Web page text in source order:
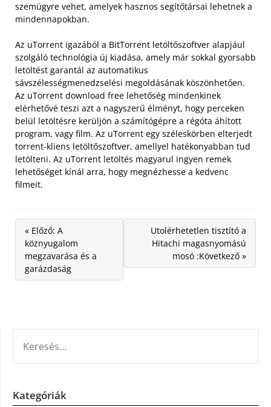
szemügyre vehet, amelyek hasznos segítőtársai lehetnek a
mindennapokban.
Az uTorrent igazából a BitTorrent letöltőszoftver alapjául
szolgáló technológia új kiadása, amely már sokkal gyorsabb
letöltést garantál az automatikus
sávszélességmenedzselési megoldásának köszönhetően.
Az uTorrent download free lehetőség mindenkinek
elérhetővé teszi azt a nagyszerű élményt, hogy perceken
belül letöltésre kerüljön a számítógépre a régóta áhított
program, vagy film. Az uTorrent egy széleskörben elterjedt
torrent-kliens letöltőszoftver, amellyel hatékonyabban tud
letölteni. Az uTorrent letöltés magyarul ingyen remek
lehetőséget kínál arra, hogy megnézhesse a kedvenc
filmeit.
« Előző: A
köznyugalom
megzavarása és a
garázdaság
Utolérhetetlen tisztító a
Hitachi magasnyomású
mosó :Következő »
Kategóriák